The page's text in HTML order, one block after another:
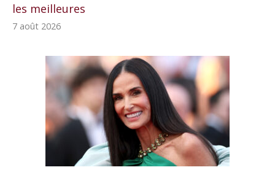
les meilleures
7 août 2026